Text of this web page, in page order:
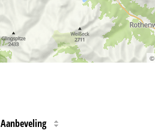
©
Aanbeveling